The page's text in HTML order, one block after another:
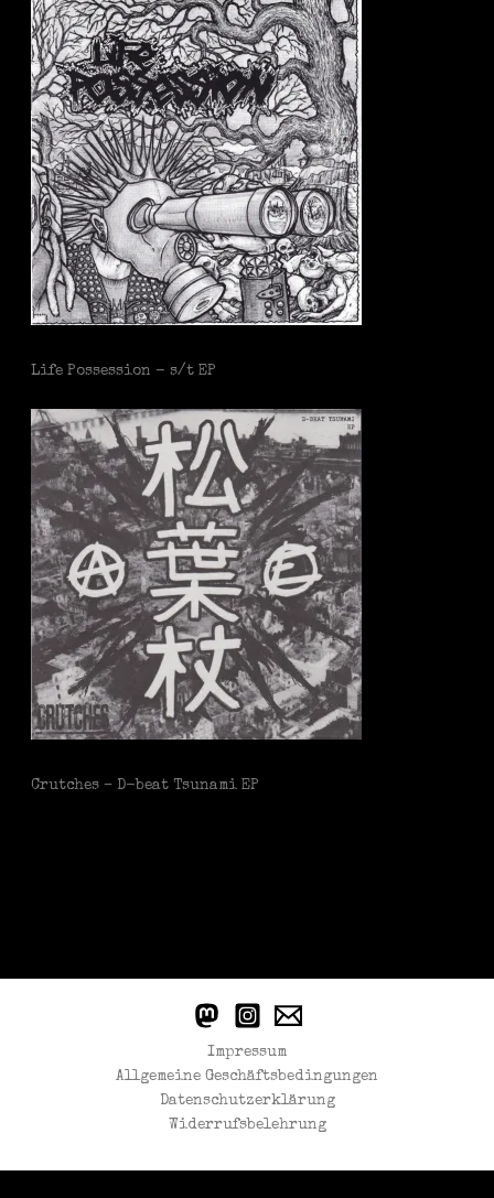
Life Possession - s/t EP
Crutches – D-beat Tsunami EP
Impressum
Allgemeine Geschäftsbedingungen
Datenschutzerklärung
Widerrufsbelehrung